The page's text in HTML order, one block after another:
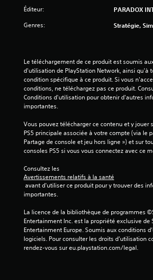
Éditeur: PARADOX
Genres: Stratégie,
Le téléchargement de ce produit est soumis
d'utilisation de PlayStation Network, ainsi qu'à
condition spécifique à ce produit. Si vous
conditions, ne téléchargez pas ce produit.
Conditions d'utilisation pour obtenir d'autres
importantes.
Vous pouvez télécharger ce contenu et y jouer
PS5 principale associée à votre compte (via le
Partage de console et jeu hors ligne ») et sur
consoles PS5 si vous vous connectez avec ce
Consultez les
Avertissements relatifs à la santé
importantes.
La licence de la bibliothèque de programmes
Entertainment Inc. est la propriété exclusive de
Entertainment Europe. Soumis aux conditions
logiciels. Pour consulter les droits d’utilisation
rendez-vous sur eu.playstation.com/legal.